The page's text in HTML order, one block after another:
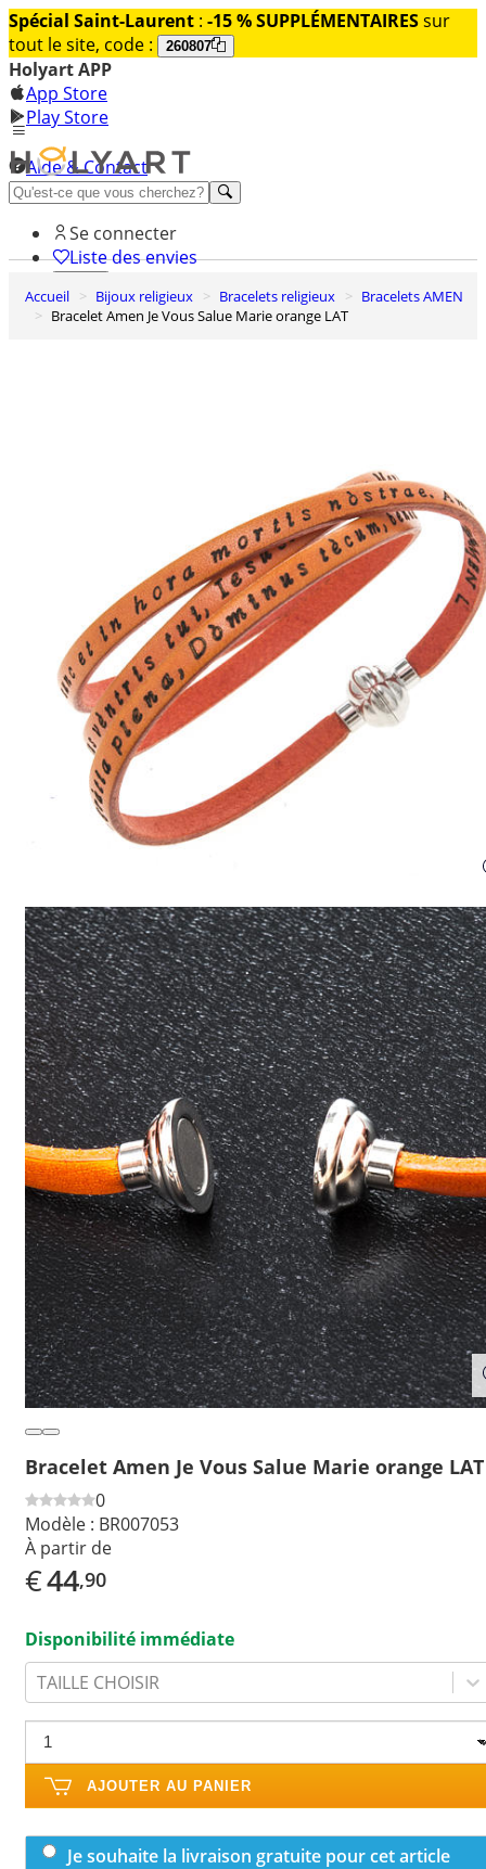
Spécial Saint-Laurent : -15 % SUPPLÉMENTAIRESsur
tout le site, code :
260807
Holyart APP
App Store
Play Store
Aide & Contact
Découvrez Premium
Se connecter
Liste des envies
0
Panier
Accueil Bijoux religieux Bracelets religieux
Bracelets AMEN
Bracelet Amen Je Vous Salue Marie orange LAT
Bracelet Amen Je Vous Salue Marie orange LAT
0
Modèle : BR007053
À partir de
€44,90
Disponibilité immédiate
TAILLE CHOISIR
AJOUTER AU PANIER
Je souhaite la livraison gratuite pour cet article